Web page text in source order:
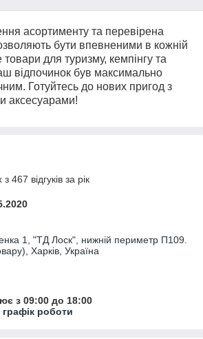
асортименту та перевірена
бути впевненими в кожній
для туризму, кемпінгу та
відпочинок був максимально
Готуйтесь до нових пригод з
аксесуарами!
467 відгуків за рік
1, "ТД Лоск", нижній периметр П109.
Харків, Україна
з 09:00 до 18:00
роботи